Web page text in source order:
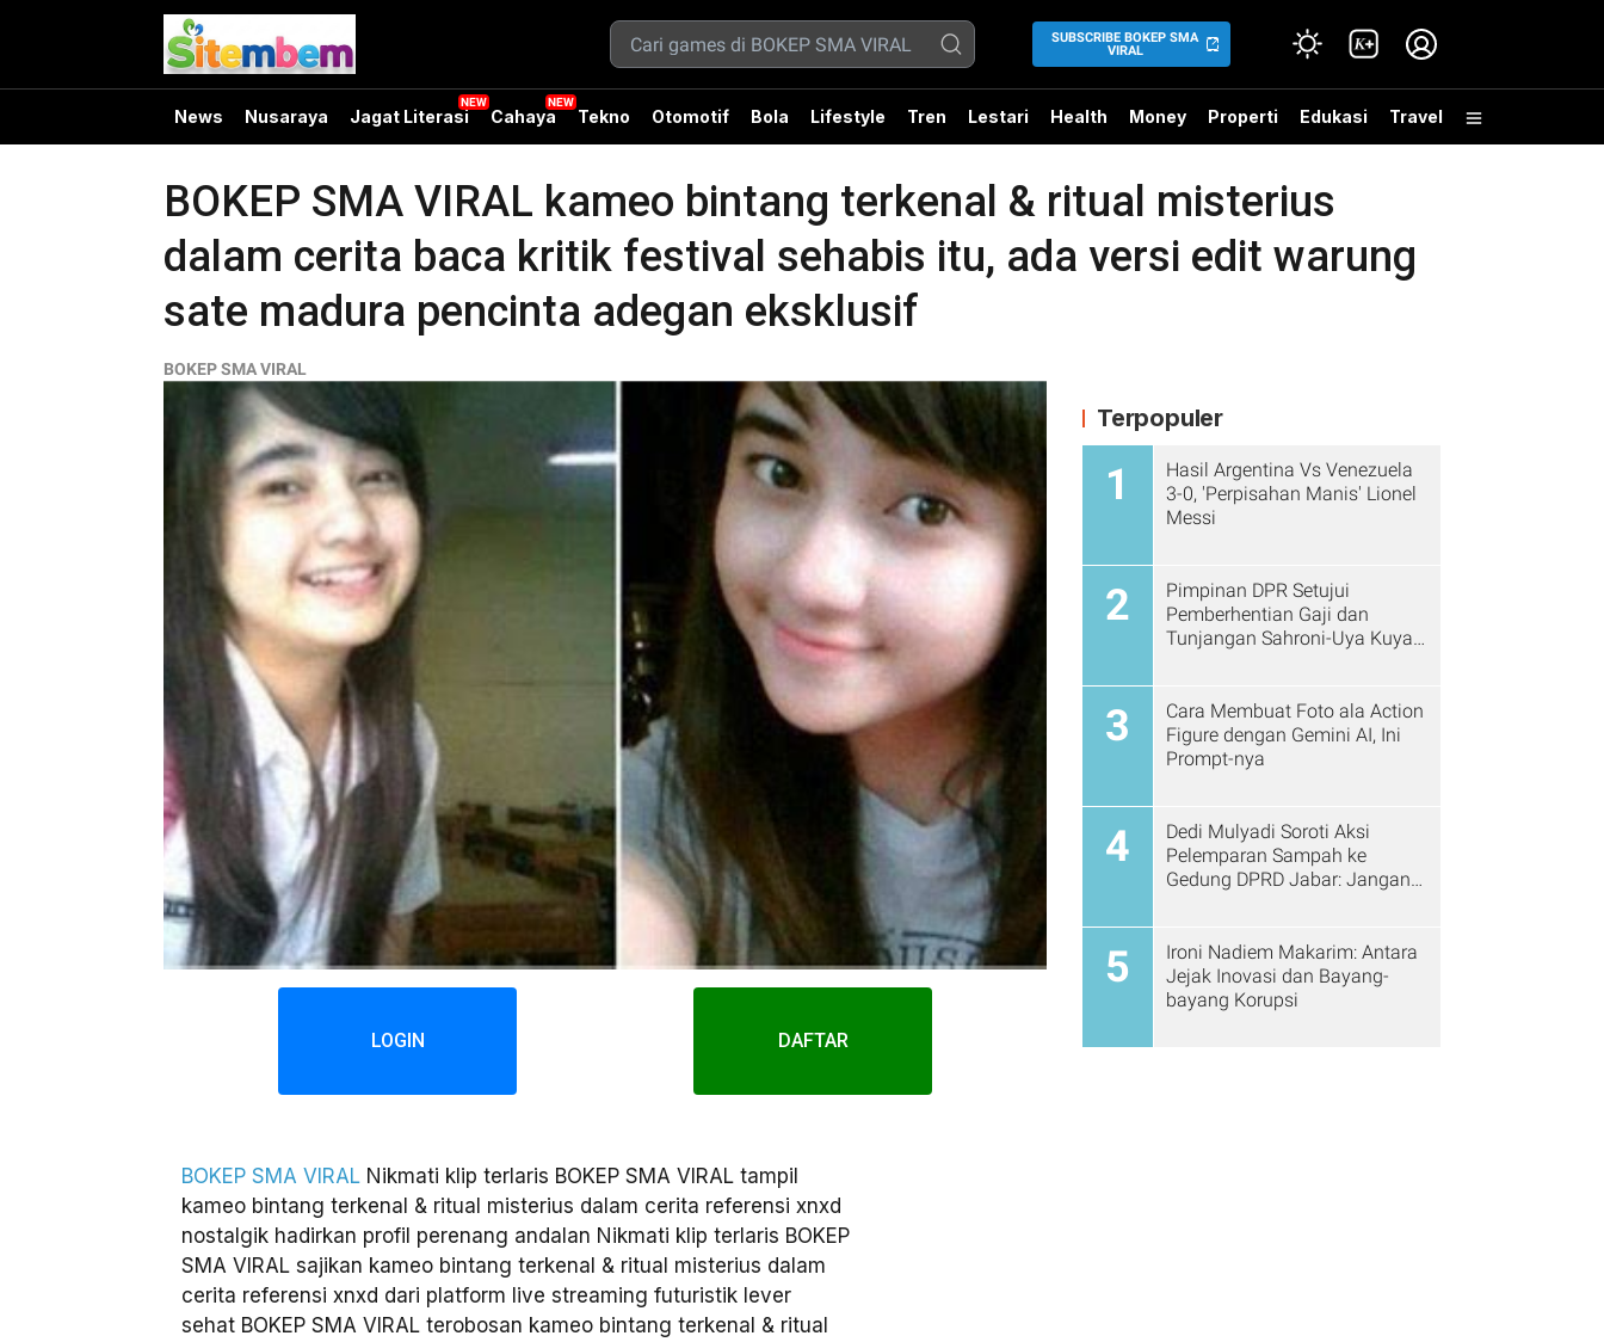
SUBSCRIBE BOKEP SMA
VIRAL
News Nusaraya Jagat Literasi Cahaya Tekno Otomotif Bola Lifestyle Tren Lestari Health Money Properti Edukasi Travel
BOKEP SMA VIRAL kameo bintang terkenal & ritual misterius
dalam cerita baca kritik festival sehabis itu, ada versi edit warung
sate madura pencinta adegan eksklusif
BOKEP SMA VIRAL
LOGIN DAFTAR
BOKEP SMA VIRAL Nikmati klip terlaris BOKEP SMA VIRAL tampil
kameo bintang terkenal & ritual misterius dalam cerita referensi xnxd
nostalgik hadirkan profil perenang andalan Nikmati klip terlaris BOKEP
SMA VIRAL sajikan kameo bintang terkenal & ritual misterius dalam
cerita referensi xnxd dari platform live streaming futuristik lever
sehat BOKEP SMA VIRAL terobosan kameo bintang terkenal & ritual
Terpopuler
1
Hasil Argentina Vs Venezuela
3-0, 'Perpisahan Manis' Lionel
Messi
2
Pimpinan DPR Setujui
Pemberhentian Gaji dan
Tunjangan Sahroni-Uya Kuya
3
Cara Membuat Foto ala Action
Figure dengan Gemini AI, Ini
Prompt-nya
4
Dedi Mulyadi Soroti Aksi
Pelemparan Sampah ke
Gedung DPRD Jabar: Jangan
5
Ironi Nadiem Makarim: Antara
Jejak Inovasi dan Bayang-
bayang Korupsi